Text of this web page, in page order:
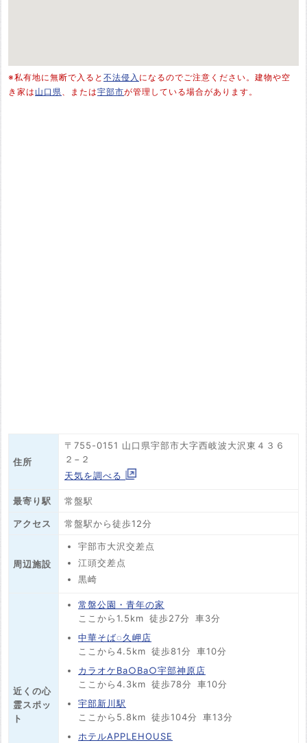
※私有地に無断で入ると 不法侵入 になるのでご注意ください。建物や空
き家は 山口県 、または宇部市が管理している場合があります。
住所
〒755-0151 山口県宇部市大字西岐波大沢東４３６
２−２
天気を調べる
最寄り駅 常盤駅
アクセス 常盤駅から徒歩12分
周辺施設
宇部市大沢交差点
江頭交差点
黒崎
近くの心
霊スポッ
ト
常盤公園・青年の家
ここから1.5km 徒歩27分
車3分
中華そば◌久岬店
ここから4.5km 徒歩81分
車10分
カラオケBa○Ba○宇部神原店
ここから4.3km 徒歩78分
車10分
宇部新川駅
ここから5.8km 徒歩104分
車13分
ホテルAPPLEHOUSE